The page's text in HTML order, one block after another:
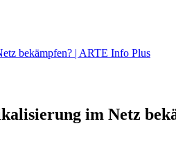
bekämpfen? | ARTE Info Plus
im Netz